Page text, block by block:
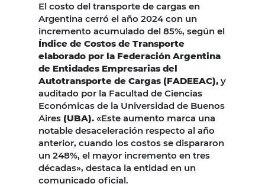
El costo del transporte de cargas en
Argentina cerró el año 2024 con un
incremento acumulado del 85%, según el
Índice de Costos de Transporte
elaborado por la Federación Argentina
de Entidades Empresarias del
Autotransporte de Cargas (FADEEAC), y
auditado por la Facultad de Ciencias
Económicas de la Universidad de Buenos
Aires (UBA). «Este aumento marca una
notable desaceleración respecto al año
anterior, cuando los costos se dispararon
un 248%, el mayor incremento en tres
décadas», destaca la entidad en un
comunicado oficial.